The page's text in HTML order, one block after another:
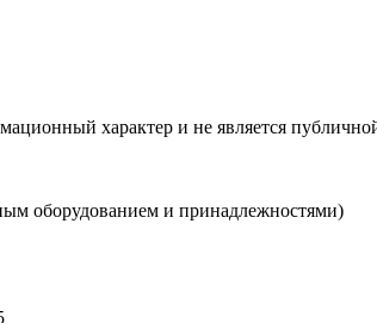
характер и не является
оборудованием и принадлежностями)